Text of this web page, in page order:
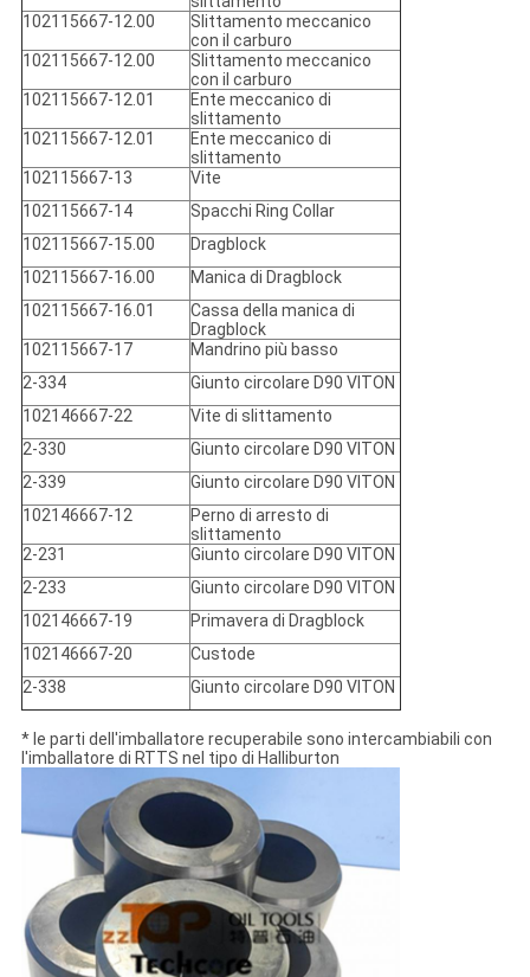
102115667-12.00
Slittamento meccanico
con il carburo
102115667-12.00
Slittamento meccanico
con il carburo
102115667-12.01
Ente meccanico di
slittamento
102115667-12.01
Ente meccanico di
slittamento
102115667-13
Vite
102115667-14
Spacchi Ring Collar
102115667-15.00
Dragblock
102115667-16.00
Manica di Dragblock
102115667-16.01
Cassa della manica di
Dragblock
102115667-17
Mandrino più basso
2-334
Giunto circolare D90 VITON
102146667-22
Vite di slittamento
2-330
Giunto circolare D90 VITON
2-339
Giunto circolare D90 VITON
102146667-12
Perno di arresto di
slittamento
2-231
Giunto circolare D90 VITON
2-233
Giunto circolare D90 VITON
102146667-19
Primavera di Dragblock
102146667-20
Custode
2-338
Giunto circolare D90 VITON
* le parti dell'imballatore recuperabile sono intercambiabili con
l'imballatore di RTTS nel tipo di Halliburton